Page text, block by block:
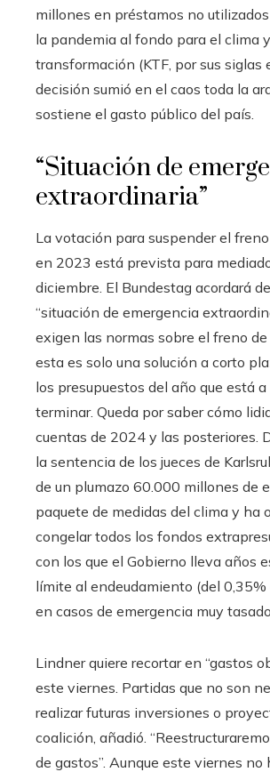
millones en préstamos no
la pandemia al fondo para el clima
transformación (KTF, por sus siglas
decisión sumió en el caos toda la
sostiene el gasto público del país.
“Situación de
extraordinaria”
La votación para suspender el
en 2023 está prevista para
diciembre. El Bundestag acordará
“situación de emergencia
exigen las normas sobre el freno de
esta es solo una solución a corto
los presupuestos del año que está
terminar. Queda por saber cómo
cuentas de 2024 y las posteriores.
la sentencia de los jueces de
de un plumazo 60.000 millones de
paquete de medidas del clima y ha
congelar todos los fondos
con los que el Gobierno lleva años
límite al endeudamiento (del 0,35%
en casos de emergencia muy
Lindner quiere recortar en “gastos
este viernes. Partidas que no son
realizar futuras inversiones o
coalición, añadió.
de gastos”. Aunque este viernes no